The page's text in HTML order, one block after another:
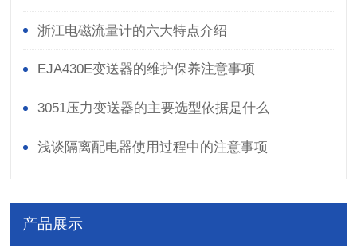
浙江电磁流量计的六大特点介绍
EJA430E变送器的维护保养注意事项
3051压力变送器的主要选型依据是什么
浅谈隔离配电器使用过程中的注意事项
产品展示